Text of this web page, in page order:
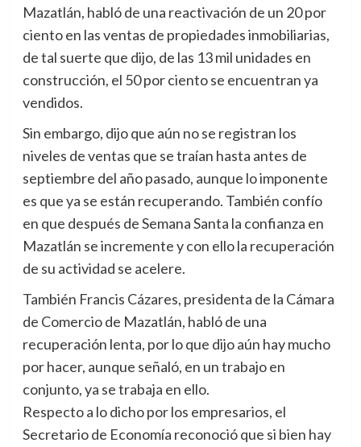
Mazatlán, habló de una reactivación de un 20 por
ciento en las ventas de propiedades inmobiliarias,
de tal suerte que dijo, de las 13 mil unidades en
construcción, el 50 por ciento se encuentran ya
vendidos.
Sin embargo, dijo que aún no se registran los
niveles de ventas que se traían hasta antes de
septiembre del año pasado, aunque lo imponente
es que ya se están recuperando. También confío
en que después de Semana Santa la confianza en
Mazatlán se incremente y con ello la recuperación
de su actividad se acelere.
También Francis Cázares, presidenta de la Cámara
de Comercio de Mazatlán, habló de una
recuperación lenta, por lo que dijo aún hay mucho
por hacer, aunque señaló, en un trabajo en
conjunto, ya se trabaja en ello.
Respecto a lo dicho por los empresarios, el
Secretario de Economía reconoció que si bien hay